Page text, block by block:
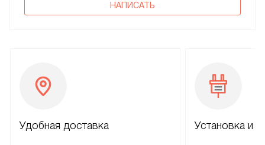
НАПИСАТЬ
Удобная доставка Установка и